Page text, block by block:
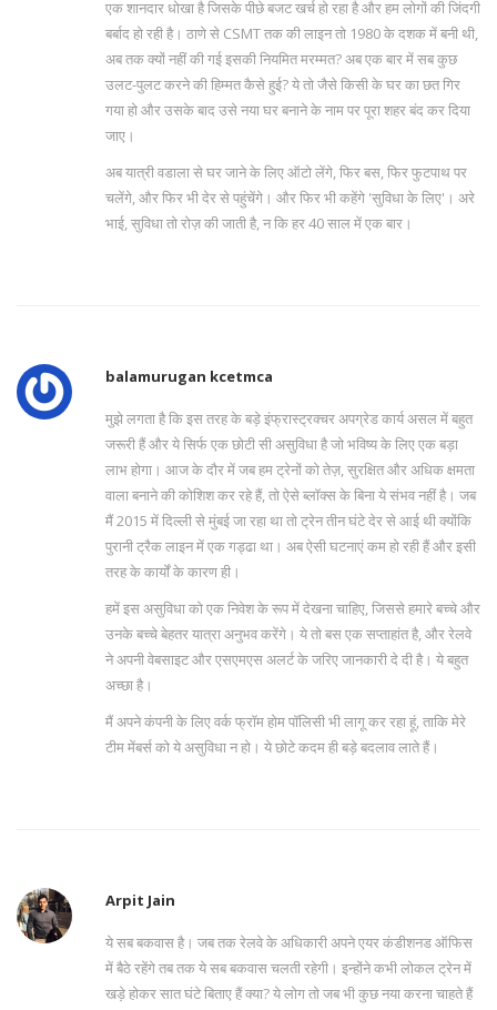
एक शानदार धोखा है जिसके पीछे बजट खर्च हो रहा है और हम लोगों की जिंदगी
बर्बाद हो रही है। ठाणे से CSMT तक की लाइन तो 1980 के दशक में बनी थी,
अब तक क्यों नहीं की गई इसकी नियमित मरम्मत? अब एक बार में सब कुछ
उलट-पुलट करने की हिम्मत कैसे हुई? ये तो जैसे किसी के घर का छत गिर
गया हो और उसके बाद उसे नया घर बनाने के नाम पर पूरा शहर बंद कर दिया
जाए।
अब यात्री वडाला से घर जाने के लिए ऑटो लेंगे, फिर बस, फिर फुटपाथ पर
चलेंगे, और फिर भी देर से पहुंचेंगे। और फिर भी कहेंगे 'सुविधा के लिए'। अरे
भाई, सुविधा तो रोज़ की जाती है, न कि हर 40 साल में एक बार।
balamurugan kcetmca
मुझे लगता है कि इस तरह के बड़े इंफ्रास्ट्रक्चर अपग्रेड कार्य असल में बहुत
जरूरी हैं और ये सिर्फ एक छोटी सी असुविधा है जो भविष्य के लिए एक बड़ा
लाभ होगा। आज के दौर में जब हम ट्रेनों को तेज़, सुरक्षित और अधिक क्षमता
वाला बनाने की कोशिश कर रहे हैं, तो ऐसे ब्लॉक्स के बिना ये संभव नहीं है। जब
मैं 2015 में दिल्ली से मुंबई जा रहा था तो ट्रेन तीन घंटे देर से आई थी क्योंकि
पुरानी ट्रैक लाइन में एक गड्ढा था। अब ऐसी घटनाएं कम हो रही हैं और इसी
तरह के कार्यों के कारण ही।
हमें इस असुविधा को एक निवेश के रूप में देखना चाहिए, जिससे हमारे बच्चे और
उनके बच्चे बेहतर यात्रा अनुभव करेंगे। ये तो बस एक सप्ताहांत है, और रेलवे
ने अपनी वेबसाइट और एसएमएस अलर्ट के जरिए जानकारी दे दी है। ये बहुत
अच्छा है।
मैं अपने कंपनी के लिए वर्क फ्रॉम होम पॉलिसी भी लागू कर रहा हूं, ताकि मेरे
टीम मेंबर्स को ये असुविधा न हो। ये छोटे कदम ही बड़े बदलाव लाते हैं।
Arpit Jain
ये सब बकवास है। जब तक रेलवे के अधिकारी अपने एयर कंडीशनड ऑफिस
में बैठे रहेंगे तब तक ये सब बकवास चलती रहेगी। इन्होंने कभी लोकल ट्रेन में
खड़े होकर सात घंटे बिताए हैं क्या? ये लोग तो जब भी कुछ नया करना चाहते हैं